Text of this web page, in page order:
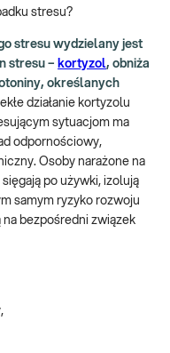
stresu?
stresu wydzielany jest
stresu – kortyzol, obniża
określanych
działanie kortyzolu
sytuacjom ma
odpornościowy,
Osoby narażone na
po używki, izolują
samym ryzyko rozwoju
bezpośredni związek